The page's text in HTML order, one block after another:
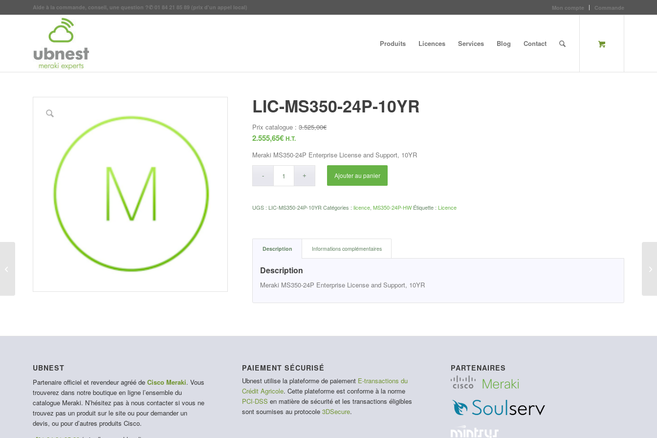
Mon compte Commande
Aide à la commande, conseil, une question ?✆ 01 84 21 85 89 (prix d'un appel local)
Produits Licences Services Blog Contact
LIC-MS350-24P-10YR
Prix catalogue :3.525,00€
2.555,65€ H.T.
Meraki MS350-24P Enterprise License and Support, 10YR
Ajouter au panier
UGS : LIC-MS350-24P-10YR Catégories :licence ,MS350-24P-HW Étiquette : Licence
Description Informations complémentaires
Description
Meraki MS350-24P Enterprise License and Support, 10YR
UBNEST
Partenaire officiel et revendeur agréé de Cisco Meraki. Vous
trouverez dans notre boutique en ligne l’ensemble du
catalogue Meraki. N’hésitez pas à nous contacter si vous ne
trouvez pas un produit sur le site ou pour demander un
devis, ou pour d’autres produits Cisco.
PAIEMENT SÉCURISÉ
Ubnest utilise la plateforme de paiement E-transactions du
Crédit Agricole. Cette plateforme est conforme à la norme
PCI-DSS en matière de sécurité et les transactions éligibles
sont soumises au protocole 3DSecure.
PARTENAIRES